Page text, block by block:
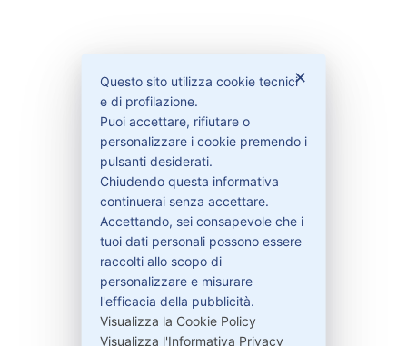
Bisogno di aiuto?
Contattaci
Garanzie
Contatti
329-30.78.513
info@pitdriver.com
✕
Questo sito utilizza cookie tecnici
e di profilazione.
Puoi accettare, rifiutare o
personalizzare i cookie premendo i
pulsanti desiderati.
Chiudendo questa informativa
continuerai senza accettare.
Accettando, sei consapevole che i
tuoi dati personali possono essere
raccolti allo scopo di
personalizzare e misurare
l'efficacia della pubblicità.
Visualizza la Cookie Policy
Visualizza l'Informativa Privacy